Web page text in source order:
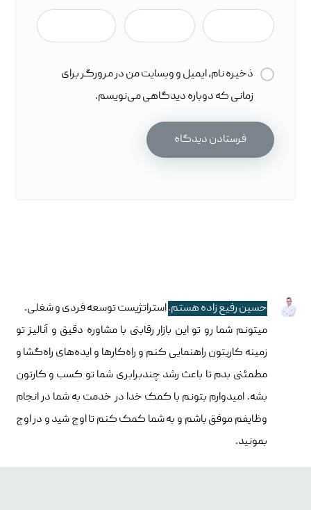
ذخیره نام، ایمیل و وبسایت من در مرورگر برای
زمانی که دوباره دیدگاهی می‌نویسم.
حسین رفیع زاده هستم.استراتژیست توسعه فردی و شغلی.
میتونم شما رو تو این بازار رقابتی با مشاوره دقیق و آنالیز تو
زمینه کاریتون راهنمایی کنم و راه‌کارها و ایده‌های راه‌گشا و
مطمئنی بدم تا باعث رشد چندبرابری شما تو کسب و کارتون
بشه. امیدوارم بتونم با کمک خدا در خدمت به شما در انجام
وظایفم موفق باشم و به شما کمک کنم تا اوج شید و در اوج
بمونید.